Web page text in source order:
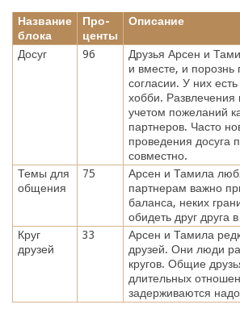
Название
блока
Про-
центы
Описание
Досуг 96
Друзья Арсен и
и вместе, и
согласии. У них
хобби. Развлечения
учетом пожеланий
партнеров. Часто
проведения досуга
совместно.
Темы для
общения
75
Арсен и Тамила
партнерам важно
баланса, неких
обидеть друг друга
Круг
друзей
33
Арсен и Тамила
друзей. Они люди
кругов. Общие
длительных
задерживаются